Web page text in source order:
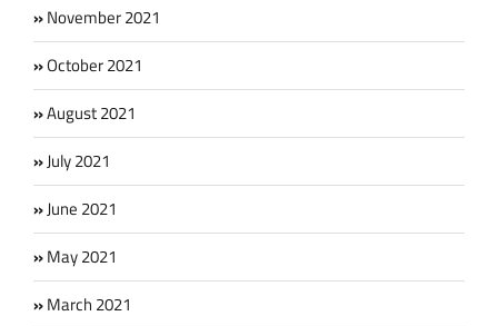
November 2021
October 2021
August 2021
July 2021
June 2021
May 2021
March 2021